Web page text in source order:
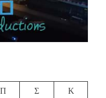
Π Σ
Κ